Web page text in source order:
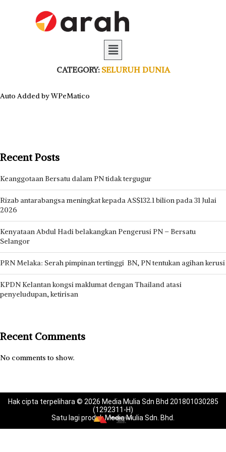
CATEGORY: SELURUH DUNIA
Auto Added by WPeMatico
Recent Posts
Keanggotaan Bersatu dalam PN tidak tergugur
Rizab antarabangsa meningkat kepada AS$132.1 bilion pada 31 Julai
2026
Kenyataan Abdul Hadi belakangkan Pengerusi PN – Bersatu
Selangor
PRN Melaka: Serah pimpinan tertinggi BN, PN tentukan agihan kerusi
KPDN Kelantan kongsi maklumat dengan Thailand atasi
penyeludupan, ketirisan
Recent Comments
No comments to show.
Hak cipta terpelihara © 2026 Media Mulia Sdn Bhd 201801030285
(1292311-H)
Satu lagi produk Media Mulia Sdn. Bhd.